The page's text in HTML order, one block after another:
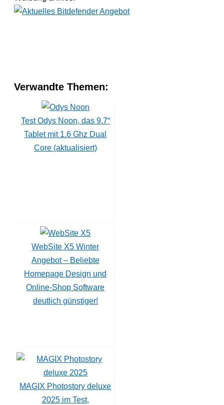
Verwandte Themen:
Test Odys Noon, das 9.7“
Tablet mit 1.6 Ghz Dual
Core (aktualisiert)
WebSite X5 Winter
Angebot – Beliebte
Homepage Design und
Online-Shop Software
deutlich günstiger!
MAGIX Photostory deluxe
2025 im Test,